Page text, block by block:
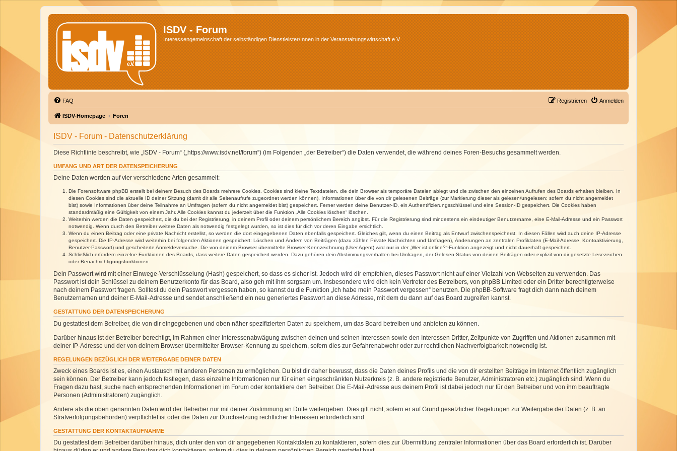
ISDV - Forum
Interessengemeinschaft der selbständigen Dienstleister/Innen in der Veranstaltungswirtschaft e.V.
FAQ Anmelden
Registrieren
ISDV-Homepage Foren
ISDV - Forum - Datenschutzerklärung
Diese Richtlinie beschreibt, wie „ISDV - Forum“ („https://www.isdv.net/forum“) (im Folgenden „der Betreiber“) die Daten verwendet, die während deines Foren-Besuchs gesammelt werden.
UMFANG UND ART DER DATENSPEICHERUNG
Deine Daten werden auf vier verschiedene Arten gesammelt:
Die Forensoftware phpBB erstellt bei deinem Besuch des Boards mehrere Cookies. Cookies sind kleine Textdateien, die dein Browser als temporäre Dateien ablegt und die zwischen den einzelnen Aufrufen des Boards erhalten bleiben. In
diesen Cookies sind die aktuelle ID deiner Sitzung (damit dir alle Seitenaufrufe zugeordnet werden können), Informationen über die von dir gelesenen Beiträge (zur Markierung dieser als gelesen/ungelesen; sofern du nicht angemeldet
bist) sowie Informationen über deine Teilnahme an Umfragen (sofern du nicht angemeldet bist) gespeichert. Ferner werden deine Benutzer-ID, ein Authentifizierungsschlüssel und eine Session-ID gespeichert. Die Cookies haben
standardmäßig eine Gültigkeit von einem Jahr. Alle Cookies kannst du jederzeit über die Funktion „Alle Cookies löschen“ löschen.
Weiterhin werden die Daten gespeichert, die du bei der Registrierung, in deinem Profil oder deinem persönlichem Bereich angibst. Für die Registrierung sind mindestens ein eindeutiger Benutzername, eine E-Mail-Adresse und ein Passwort
notwendig. Wenn durch den Betreiber weitere Daten als notwendig festgelegt wurden, so ist dies für dich vor deren Eingabe ersichtlich.
Wenn du einen Beitrag oder eine private Nachricht erstellst, so werden die dort eingegebenen Daten ebenfalls gespeichert. Gleiches gilt, wenn du einen Beitrag als Entwurf zwischenspeicherst. In diesen Fällen wird auch deine IP-Adresse
gespeichert. Die IP-Adresse wird weiterhin bei folgenden Aktionen gespeichert: Löschen und Ändern von Beiträgen (dazu zählen Private Nachrichten und Umfragen), Änderungen an zentralen Profildaten (E-Mail-Adresse, Kontoaktivierung,
Benutzer-Passwort) und gescheiterte Anmeldeversuche. Die von deinem Browser übermittelte Browser-Kennzeichnung (User Agent) wird nur in der „Wer ist online?“-Funktion angezeigt und nicht dauerhaft gespeichert.
Schließlich erfordern einzelne Funktionen des Boards, dass weitere Daten gespeichert werden. Dazu gehören dein Abstimmungsverhalten bei Umfragen, der Gelesen-Status von deinen Beiträgen oder explizit von dir gesetzte Lesezeichen
oder Benachrichtigungsfunktionen.
Dein Passwort wird mit einer Einwege-Verschlüsselung (Hash) gespeichert, so dass es sicher ist. Jedoch wird dir empfohlen, dieses Passwort nicht auf einer Vielzahl von Webseiten zu verwenden. Das
Passwort ist dein Schlüssel zu deinem Benutzerkonto für das Board, also geh mit ihm sorgsam um. Insbesondere wird dich kein Vertreter des Betreibers, von phpBB Limited oder ein Dritter berechtigterweise
nach deinem Passwort fragen. Solltest du dein Passwort vergessen haben, so kannst du die Funktion „Ich habe mein Passwort vergessen“ benutzen. Die phpBB-Software fragt dich dann nach deinem
Benutzernamen und deiner E-Mail-Adresse und sendet anschließend ein neu generiertes Passwort an diese Adresse, mit dem du dann auf das Board zugreifen kannst.
GESTATTUNG DER DATENSPEICHERUNG
Du gestattest dem Betreiber, die von dir eingegebenen und oben näher spezifizierten Daten zu speichern, um das Board betreiben und anbieten zu können.
Darüber hinaus ist der Betreiber berechtigt, im Rahmen einer Interessenabwägung zwischen deinen und seinen Interessen sowie den Interessen Dritter, Zeitpunkte von Zugriffen und Aktionen zusammen mit
deiner IP-Adresse und der von deinem Browser übermittelter Browser-Kennung zu speichern, sofern dies zur Gefahrenabwehr oder zur rechtlichen Nachverfolgbarkeit notwendig ist.
REGELUNGEN BEZÜGLICH DER WEITERGABE DEINER DATEN
Zweck eines Boards ist es, einen Austausch mit anderen Personen zu ermöglichen. Du bist dir daher bewusst, dass die Daten deines Profils und die von dir erstellten Beiträge im Internet öffentlich zugänglich
sein können. Der Betreiber kann jedoch festlegen, dass einzelne Informationen nur für einen eingeschränkten Nutzerkreis (z. B. andere registrierte Benutzer, Administratoren etc.) zugänglich sind. Wenn du
Fragen dazu hast, suche nach entsprechenden Informationen im Forum oder kontaktiere den Betreiber. Die E-Mail-Adresse aus deinem Profil ist dabei jedoch nur für den Betreiber und von ihm beauftragte
Personen (Administratoren) zugänglich.
Andere als die oben genannten Daten wird der Betreiber nur mit deiner Zustimmung an Dritte weitergeben. Dies gilt nicht, sofern er auf Grund gesetzlicher Regelungen zur Weitergabe der Daten (z. B. an
Strafverfolgungsbehörden) verpflichtet ist oder die Daten zur Durchsetzung rechtlicher Interessen erforderlich sind.
GESTATTUNG DER KONTAKTAUFNAHME
Du gestattest dem Betreiber darüber hinaus, dich unter den von dir angegebenen Kontaktdaten zu kontaktieren, sofern dies zur Übermittlung zentraler Informationen über das Board erforderlich ist. Darüber